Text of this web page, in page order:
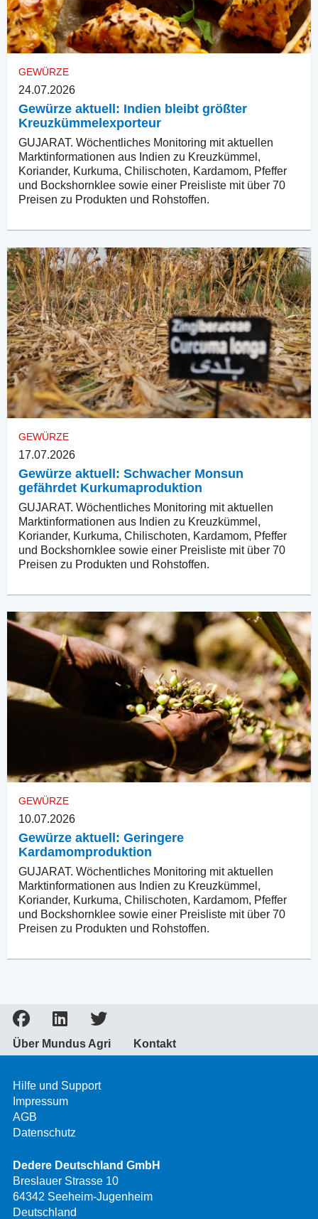
GEWÜRZE
24.07.2026
Gewürze aktuell: Indien bleibt größter
Kreuzkümmelexporteur
GUJARAT. Wöchentliches Monitoring mit aktuellen
Marktinformationen aus Indien zu Kreuzkümmel,
Koriander, Kurkuma, Chilischoten, Kardamom, Pfeffer
und Bockshornklee sowie einer Preisliste mit über 70
Preisen zu Produkten und Rohstoffen.
GEWÜRZE
17.07.2026
Gewürze aktuell: Schwacher Monsun
gefährdet Kurkumaproduktion
GUJARAT. Wöchentliches Monitoring mit aktuellen
Marktinformationen aus Indien zu Kreuzkümmel,
Koriander, Kurkuma, Chilischoten, Kardamom, Pfeffer
und Bockshornklee sowie einer Preisliste mit über 70
Preisen zu Produkten und Rohstoffen.
GEWÜRZE
10.07.2026
Gewürze aktuell: Geringere
Kardamomproduktion
GUJARAT. Wöchentliches Monitoring mit aktuellen
Marktinformationen aus Indien zu Kreuzkümmel,
Koriander, Kurkuma, Chilischoten, Kardamom, Pfeffer
und Bockshornklee sowie einer Preisliste mit über 70
Preisen zu Produkten und Rohstoffen.
Über Mundus Agri Kontakt
Hilfe und Support
Impressum
AGB
Datenschutz
Dedere Deutschland GmbH
Breslauer Strasse 10
64342 Seeheim-Jugenheim
Deutschland